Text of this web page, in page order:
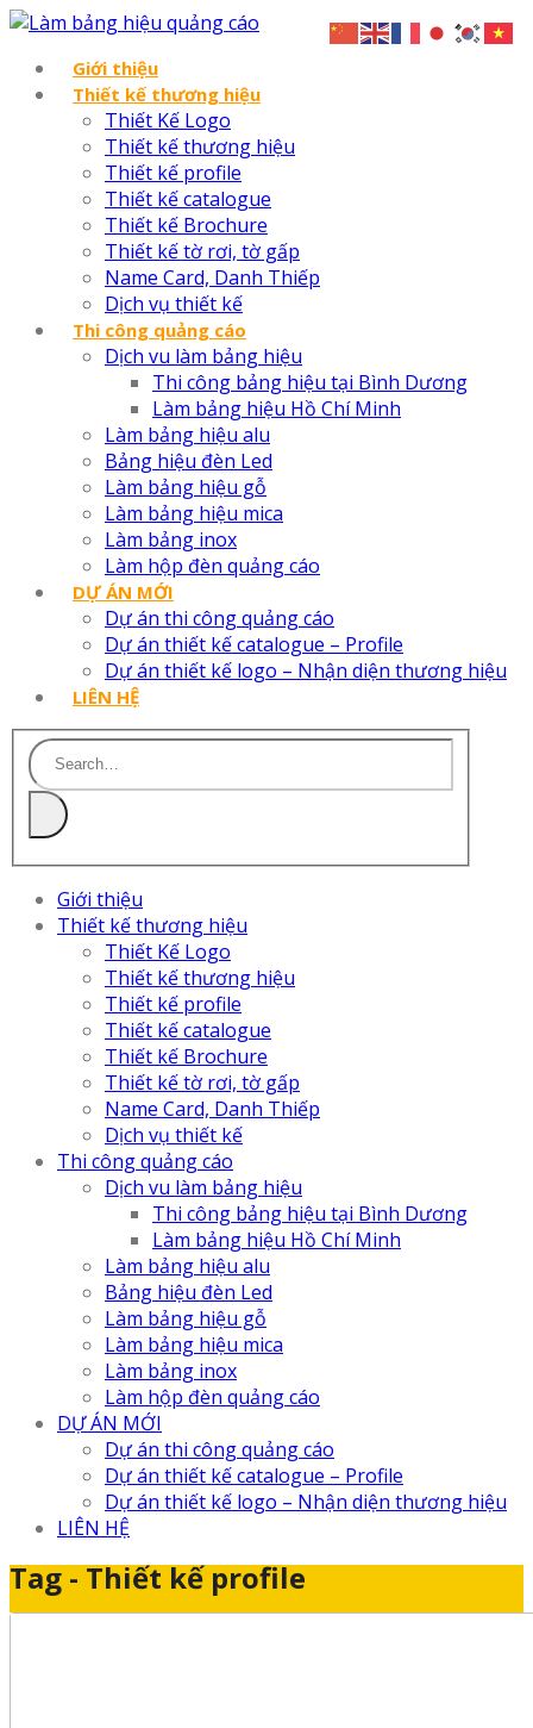
Giới thiệu
Thiết kế thương hiệu
Thiết Kế Logo
Thiết kế thương hiệu
Thiết kế profile
Thiết kế catalogue
Thiết kế Brochure
Thiết kế tờ rơi, tờ gấp
Name Card, Danh Thiếp
Dịch vụ thiết kế
Thi công quảng cáo
Dịch vu làm bảng hiệu
Thi công bảng hiệu tại Bình Dương
Làm bảng hiệu Hồ Chí Minh
Làm bảng hiệu alu
Bảng hiệu đèn Led
Làm bảng hiệu gỗ
Làm bảng hiệu mica
Làm bảng inox
Làm hộp đèn quảng cáo
DỰ ÁN MỚI
Dự án thi công quảng cáo
Dự án thiết kế catalogue – Profile
Dự án thiết kế logo – Nhận diện thương hiệu
LIÊN HỆ
Giới thiệu
Thiết kế thương hiệu
Thiết Kế Logo
Thiết kế thương hiệu
Thiết kế profile
Thiết kế catalogue
Thiết kế Brochure
Thiết kế tờ rơi, tờ gấp
Name Card, Danh Thiếp
Dịch vụ thiết kế
Thi công quảng cáo
Dịch vu làm bảng hiệu
Thi công bảng hiệu tại Bình Dương
Làm bảng hiệu Hồ Chí Minh
Làm bảng hiệu alu
Bảng hiệu đèn Led
Làm bảng hiệu gỗ
Làm bảng hiệu mica
Làm bảng inox
Làm hộp đèn quảng cáo
DỰ ÁN MỚI
Dự án thi công quảng cáo
Dự án thiết kế catalogue – Profile
Dự án thiết kế logo – Nhận diện thương hiệu
LIÊN HỆ
Tag - Thiết kế profile